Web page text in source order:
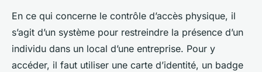
En ce qui concerne le contrôle d’accès physique, il
s’agit d’un système pour restreindre la présence d’un
individu dans un local d’une entreprise. Pour y
accéder, il faut utiliser une carte d’identité, un badge